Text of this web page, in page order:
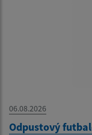
06.08.2026
Odpustový